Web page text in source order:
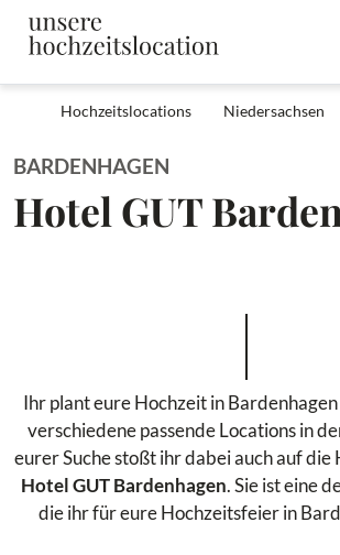
Hochzeitslocations Niedersachsen
BARDENHAGEN
Hotel GUT
Ihr plant eure Hochzeit in
verschiedene passende Locations in
eurer Suche stoßt ihr dabei auch auf
Hotel GUT Bardenhagen. Sie ist eine
die ihr für eure Hochzeitsfeier in